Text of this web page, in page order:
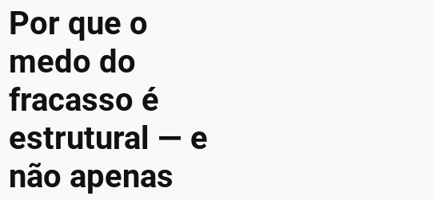
Por que o
medo do
fracasso é
estrutural — e
não apenas